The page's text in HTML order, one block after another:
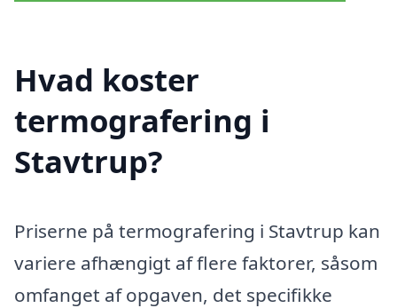
Hvad koster
termografering i
Stavtrup?
Priserne på termografering i Stavtrup kan
variere afhængigt af flere faktorer, såsom
omfanget af opgaven, det specifikke